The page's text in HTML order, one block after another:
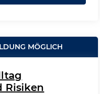
MÖGLICH
Risiken